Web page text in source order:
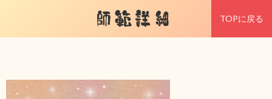
師範詳細 TOPに戻る